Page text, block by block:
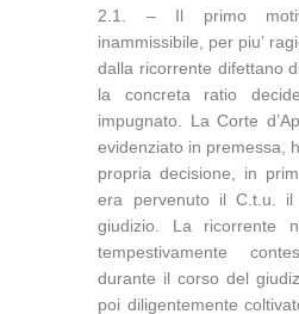
2.1. – Il primo
inammissibile, per piu’
dalla ricorrente difettano
la concreta ratio
impugnato. La Corte
evidenziato in premessa,
propria decisione, in
era pervenuto il C.t.u.
giudizio. La ricorrente
tempestivamente
durante il corso del
poi diligentemente